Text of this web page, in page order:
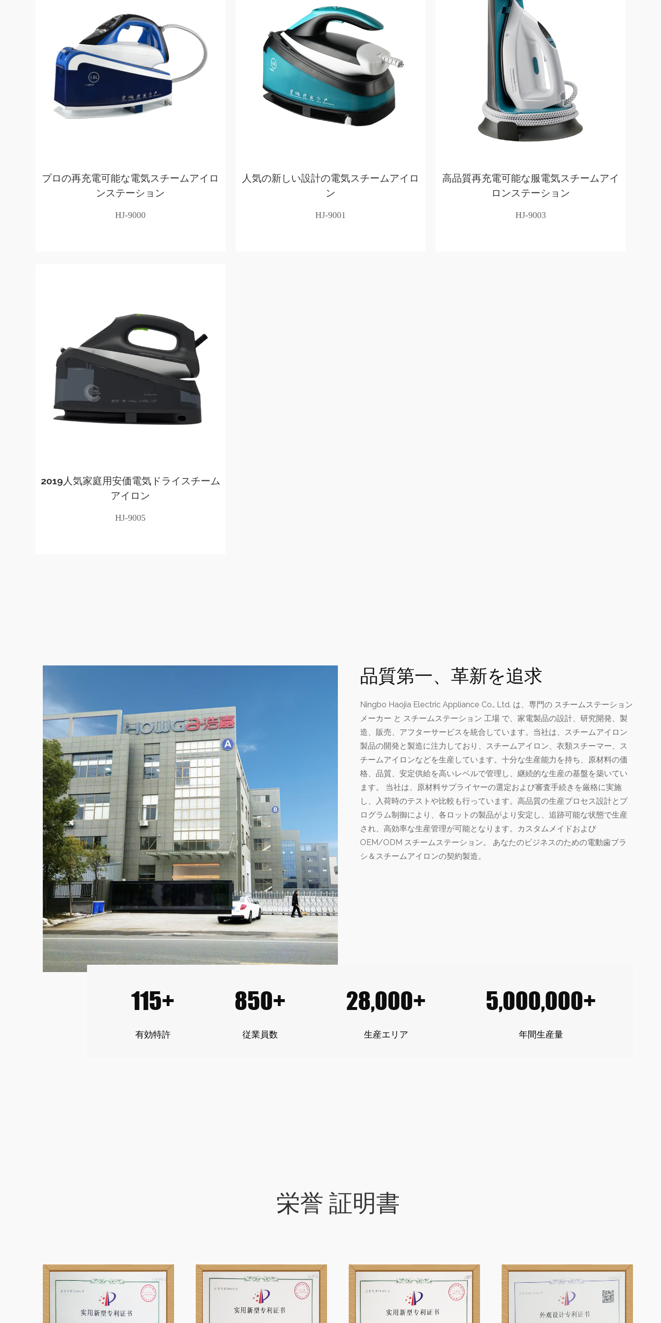
プロの再充電可能な電気スチームアイロ
ンステーション
HJ-9000
人気の新しい設計の電気スチームアイロ
ン
HJ-9001
高品質再充電可能な服電気スチームアイ
ロンステーション
HJ-9003
2019人気家庭用安価電気ドライスチーム
アイロン
HJ-9005
品質第一、革新を追求
Ningbo Haojia Electric Appliance Co., Ltd. は、専門の スチームステーション
メーカー と スチームステーション 工場 で、家電製品の設計、研究開発、製
造、販売、アフターサービスを統合しています。当社は、スチームアイロン
製品の開発と製造に注力しており、スチームアイロン、衣類スチーマー、ス
チームアイロンなどを生産しています。十分な生産能力を持ち、原材料の価
格、品質、安定供給を高いレベルで管理し、継続的な生産の基盤を築いてい
ます。 当社は、原材料サプライヤーの選定および審査手続きを厳格に実施
し、入荷時のテストや比較も行っています。高品質の生産プロセス設計とプ
ログラム制御により、各ロットの製品がより安定し、追跡可能な状態で生産
され、高効率な生産管理が可能となります。カスタムメイドおよび
OEM/ODM スチームステーション。 あなたのビジネスのための電動歯ブラ
シ＆スチームアイロンの契約製造。
115+
有効特許
850+
従業員数
28,000+
生産エリア
5,000,000+
年間生産量
栄誉 証明書